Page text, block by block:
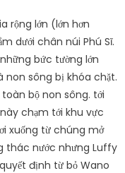
rộng lớn (lớn hơn
dưới chân núi Phú Sĩ.
bức tường lớn
non sông bị khóa chặt.
bộ non sông. tới
chạm tới khu vực
xuống từ chúng mở
thác nước nhưng Luffy
định từ bỏ Wano